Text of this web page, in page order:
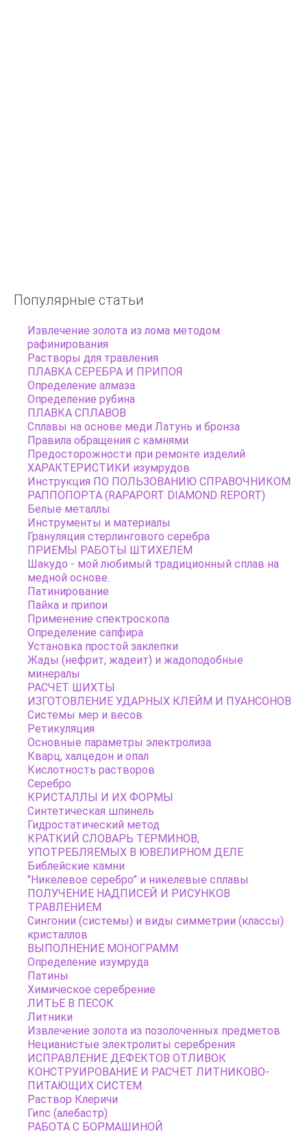
Литье по выплавляемым моделям
ПРАКТИЧЕСКОЕ ЛИТЬЕ Руководство для
мастерской Тим МакКрайт
Классические цепи
Популярные статьи
Извлечение золота из лома методом
рафинирования
Растворы для травления
ПЛАВКА СЕРЕБРА И ПРИПОЯ
Определение алмаза
Определение рубина
ПЛАВКА СПЛАВОВ
Сплавы на основе меди Латунь и бронза
Правила обращения с камнями
Предосторожности при ремонте изделий
ХАРАКТЕРИСТИКИ изумрудов
Инструкция ПО ПОЛЬЗОВАНИЮ СПРАВОЧНИКОМ
РАППОПОРТА (RAPAPORT DIAMOND REPORT)
Белые металлы
Инструменты и материалы
Грануляция стерлингового серебра
ПРИЕМЫ РАБОТЫ ШТИХЕЛЕМ
Шакудо - мой любимый традиционный сплав на
медной основе.
Патинирование
Пайка и припои
Применение спектроскопа
Определение сапфира
Установка простой заклепки
Жады (нефрит, жадеит) и жадоподобные
минералы
РАСЧЕТ ШИХТЫ
ИЗГОТОВЛЕНИЕ УДАРНЫХ КЛЕЙМ И ПУАНСОНОВ
Системы мер и весов
Ретикуляция
Основные параметры электролиза
Кварц, халцедон и опал
Кислотность растворов
Серебро
КРИСТАЛЛЫ И ИХ ФОРМЫ
Синтетическая шпинель
Гидростатический метод
КРАТКИЙ СЛОВАРЬ ТЕРМИНОВ,
УПОТРЕБЛЯЕМЫХ В ЮВЕЛИРНОМ ДЕЛЕ
Библейские камни
"Никелевое серебро” и никелевые сплавы
ПОЛУЧЕНИЕ НАДПИСЕЙ И РИСУНКОВ
ТРАВЛЕНИЕМ
Сингонии (системы) и виды симметрии (классы)
кристаллов
ВЫПОЛНЕНИЕ МОНОГРАММ
Определение изумруда
Патины
Химическое серебрение
ЛИТЬЕ В ПЕСОК
Литники
Извлечение золота из позолоченных предметов
Нецианистые электролиты серебрения
ИСПРАВЛЕНИЕ ДЕФЕКТОВ ОТЛИВОК
КОНСТРУИРОВАНИЕ И РАСЧЕТ ЛИТНИКОВО-
ПИТАЮЩИХ СИСТЕМ
Раствор Клеричи
Гипс (алебастр)
РАБОТА С БОРМАШИНОЙ